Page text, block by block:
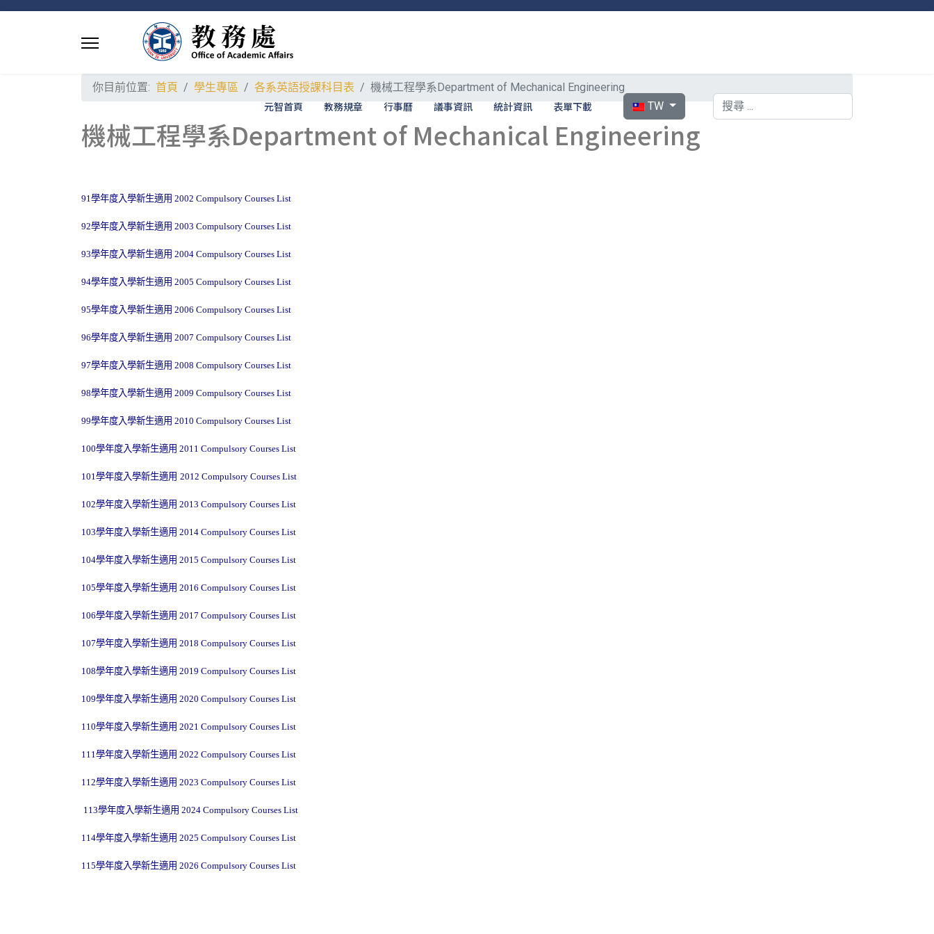
元智首頁 教務規章 行事曆 議事資訊 統計資訊 表單下載 選擇你的語言
TW 搜索
你目前位置: 首頁 學生專區 各系英語授課科目表 機械工程學系Department of Mechanical Engineering
機械工程學系Department of Mechanical Engineering
91學年度入學新生適用 2002 Compulsory Courses List
92學年度入學新生適用 2003 Compulsory Courses List
93學年度入學新生適用 2004 Compulsory Courses List
94學年度入學新生適用 2005 Compulsory Courses List
95學年度入學新生適用 2006 Compulsory Courses List
96學年度入學新生適用 2007 Compulsory Courses List
97學年度入學新生適用 2008 Compulsory Courses List
98學年度入學新生適用 2009 Compulsory Courses List
99學年度入學新生適用 2010 Compulsory Courses List
100學年度入學新生適用 2011 Compulsory Courses List
101學年度入學新生適用 2012 Compulsory Courses List
102學年度入學新生適用 2013 Compulsory Courses List
103學年度入學新生適用 2014 Compulsory Courses List
104學年度入學新生適用 2015 Compulsory Courses List
105學年度入學新生適用 2016 Compulsory Courses List
106學年度入學新生適用 2017 Compulsory Courses List
107學年度入學新生適用 2018 Compulsory Courses List
108學年度入學新生適用 2019 Compulsory Courses List
109學年度入學新生適用 2020 Compulsory Courses List
110學年度入學新生適用 2021 Compulsory Courses List
111學年度入學新生適用 2022 Compulsory Courses List
112學年度入學新生適用 2023 Compulsory Courses List
113學年度入學新生適用 2024 Compulsory Courses List
114學年度入學新生適用 2025 Compulsory Courses List
115學年度入學新生適用 2026 Compulsory Courses List